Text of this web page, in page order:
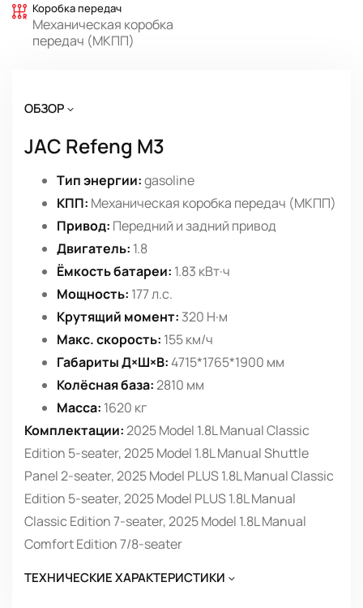
Коробка передач
Механическая коробка
передач (МКПП)
ОБЗОР
JAC Refeng M3
Тип энергии:gasoline
КПП: Механическая коробка передач (МКПП)
Привод: Передний и задний привод
Двигатель: 1.8
Ёмкость батареи: 1.83 кВт·ч
Мощность: 177 л.с.
Крутящий момент: 320 Н·м
Макс. скорость: 155 км/ч
Габариты Д×Ш×В: 4715*1765*1900 мм
Колёсная база:2810 мм
Масса: 1620 кг
Комплектации:2025 Model 1.8L Manual Classic
Edition 5-seater, 2025 Model 1.8L Manual Shuttle
Panel 2-seater, 2025 Model PLUS 1.8L Manual Classic
Edition 5-seater, 2025 Model PLUS 1.8L Manual
Classic Edition 7-seater, 2025 Model 1.8L Manual
Comfort Edition 7/8-seater
ТЕХНИЧЕСКИЕ ХАРАКТЕРИСТИКИ